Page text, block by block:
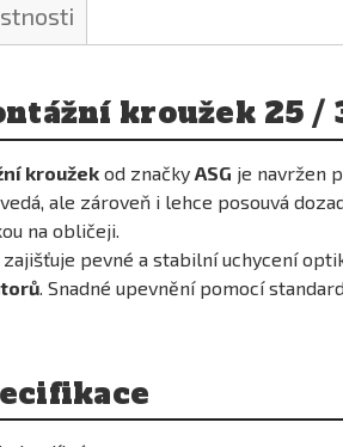
kroužek 25 /
kroužek od značky ASG je navržen
ale zároveň i lehce posouvá
na obličeji.
pevné a stabilní uchycení
. Snadné upevnění pomocí